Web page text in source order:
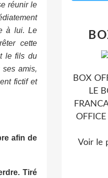
réunir le
à lui. Le
cette
le fils du
amis,
fictif et
afin de
Tiré
BOX
LE
Voir le